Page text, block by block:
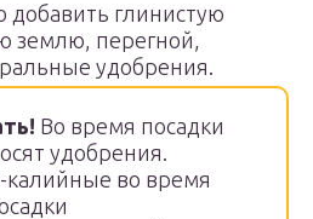
глинистую
землю, перегной,
удобрения.
Во время посадки
удобрения.
во время